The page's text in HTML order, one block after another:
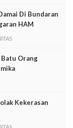
Di Bundaran
HAM
Orang
Kekerasan